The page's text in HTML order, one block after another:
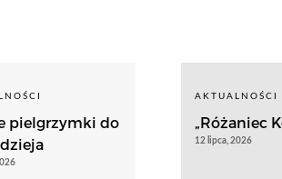
pielgrzymki do
AKTUALNOŚCI
„Różaniec
12 lipca, 2026